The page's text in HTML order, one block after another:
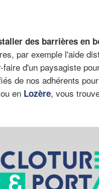
des barrières en
par exemple l'aide
d'un paysagiste
de nos adhérents
ou en Lozère, vous